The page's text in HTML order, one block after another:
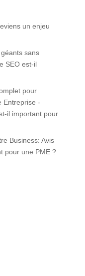
un enjeu
sans
SEO est-il
pour
Entreprise -
il important pour
Business: Avis
pour une PME ?